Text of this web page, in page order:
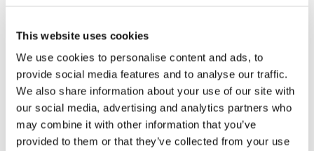
This website uses cookies
We use cookies to personalise content and ads, to
provide social media features and to analyse our traffic.
We also share information about your use of our site with
our social media, advertising and analytics partners who
may combine it with other information that you’ve
provided to them or that they’ve collected from your use
Lägg till i varukorg
Rotor, komplett med slagor
OR80013456G
(ex. moms)
Grön truckknapp
A00220
kr (ex. moms)